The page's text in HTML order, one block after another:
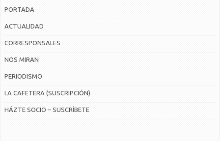
PORTADA
ACTUALIDAD
CORRESPONSALES
NOS MIRAN
PERIODISMO
LA CAFETERA (SUSCRIPCIÓN)
HÁZTE SOCIO – SUSCRÍBETE